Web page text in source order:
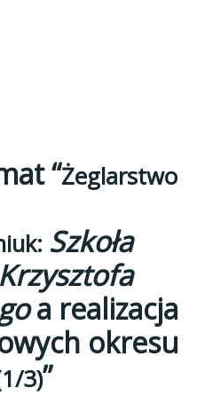
“Żeglarstwo
Szkoła
a realizacja
okresu
3)”